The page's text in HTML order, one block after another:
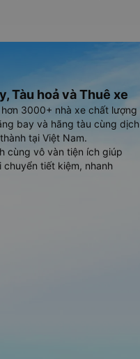
Tàu hoả và Thuê xe
3000+ nhà xe chất lượng
bay và hãng tàu cùng dịch
tại Việt Nam.
cùng vô vàn tiện ích giúp
tiết kiệm, nhanh